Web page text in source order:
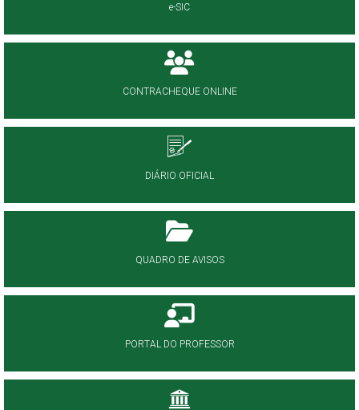
e-SIC
CONTRACHEQUE ONLINE
DIÁRIO OFICIAL
QUADRO DE AVISOS
PORTAL DO PROFESSOR